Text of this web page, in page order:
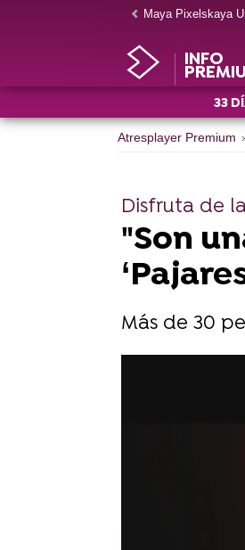
Maya Pixelskaya
INFO
33
Atresplayer Premium
Disfruta de
"Son
Más de 30